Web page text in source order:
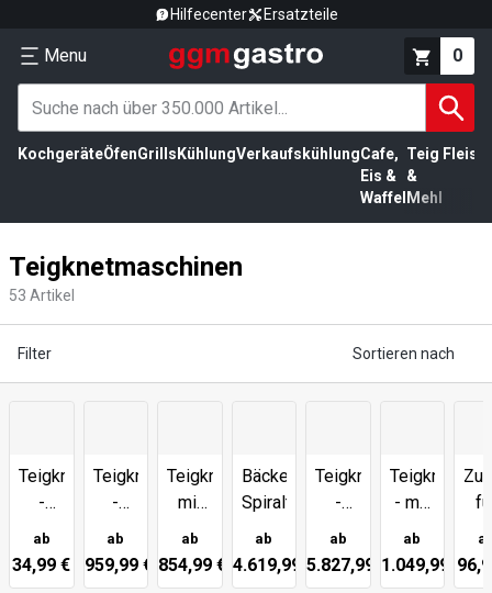
Hilfecenter Ersatzteile
Menu 0
KochgeräteÖfenGrills KühlungVerkaufskühlungCafe,
Eis &
Waffel
Teig
&
Mehl
Teigknetmaschinen
53 Artikel
Filter Sortieren nach
Teigknetmaschinen
-
FESTER
Kessel
ab
34,99 €
Teigknetmaschinen
-
ABNEHMBARER
Kessel
ab
959,99 €
Teigknetmaschinen
mit
drehbarem
Kessel
ab
854,99 €
Bäckerei
Spiralteigknetmaschinen
ab
4.619,99 €
Teigknetmaschinen
-
Pizza-
&
Brotteig
ab
5.827,99 €
- mit
ab
1.049,99 €